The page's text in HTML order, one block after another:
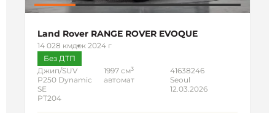
Land Rover RANGE ROVER EVOQUE
14 028 кмдек 2024 г
Без ДТП
Джип/SUV
P250 Dynamic
SE
PT204
1997 см3
автомат
41638246
Seoul
12.03.2026